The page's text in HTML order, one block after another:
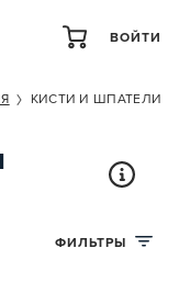
ВОЙТИ
КИСТИ И ШПАТЕЛИ
ФИЛЬТРЫ